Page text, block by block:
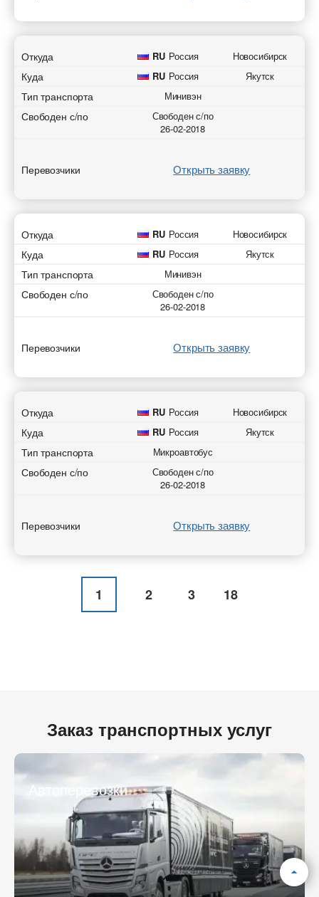
Откуда RU Россия Новосибирск
Куда RU Россия Якутск
Тип транспорта Минивэн
Свободен с/по
Свободен с/по
26-02-2018
Перевозчики Открыть заявку
Откуда RU Россия Новосибирск
Куда RU Россия Якутск
Тип транспорта Минивэн
Свободен с/по
Свободен с/по
26-02-2018
Перевозчики Открыть заявку
Откуда RU Россия Новосибирск
Куда RU Россия Якутск
Тип транспорта Микроавтобус
Свободен с/по
Свободен с/по
26-02-2018
Перевозчики Открыть заявку
1 2 3 18
Заказ транспортных услуг
Автоперевозки